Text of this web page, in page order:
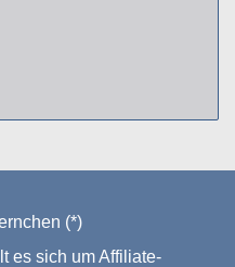
(*)
es sich um Affiliate-